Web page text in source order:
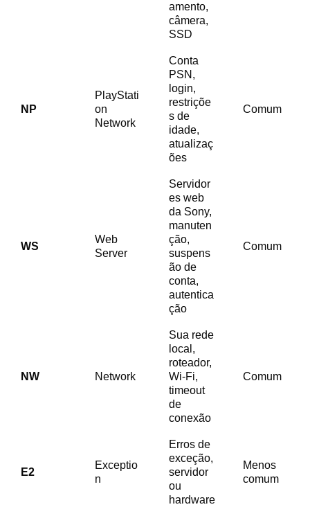
amento,
câmera,
SSD
NP
PlayStati
on
Network
Conta
PSN,
login,
restriçõe
s de
idade,
atualizaç
ões
Comum
WS
Web
Server
Servidor
es web
da Sony,
manuten
ção,
suspens
ão de
conta,
autentica
ção
Comum
NW Network
Sua rede
local,
roteador,
Wi-Fi,
timeout
de
conexão
Comum
E2
Exceptio
n
Erros de
exceção,
servidor
ou
hardware
Menos
comum